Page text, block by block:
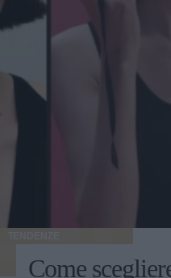
TENDENZE
Come